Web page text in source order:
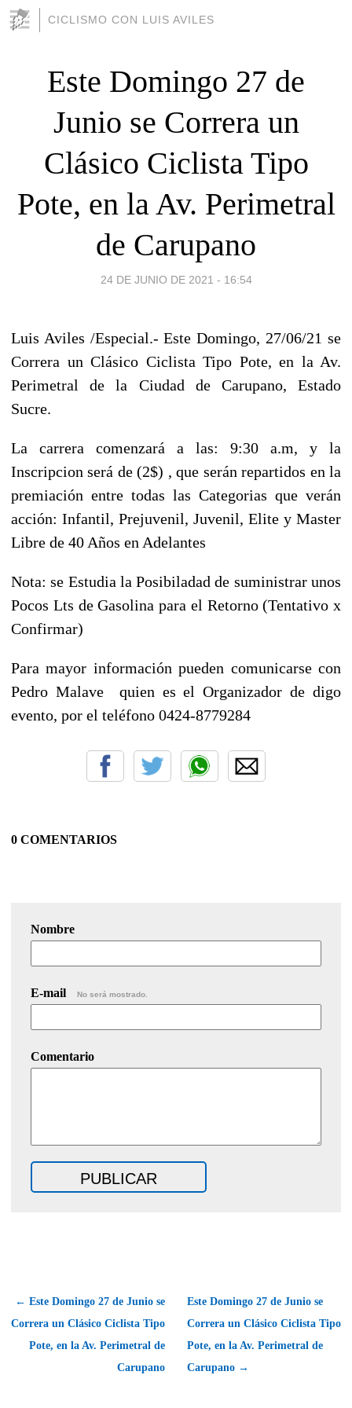
CICLISMO CON LUIS AVILES
Este Domingo 27 de
Junio se Correra un
Clásico Ciclista Tipo
Pote, en la Av. Perimetral
de Carupano
24 DE JUNIO DE 2021 - 16:54
Luis Aviles /Especial.- Este Domingo, 27/06/21 se
Correra un Clásico Ciclista Tipo Pote, en la Av.
Perimetral de la Ciudad de Carupano, Estado
Sucre.
La carrera comenzará a las: 9:30 a.m, y la
Inscripcion será de (2$) , que serán repartidos en la
premiación entre todas las Categorias que verán
acción: Infantil, Prejuvenil, Juvenil, Elite y Master
Libre de 40 Años en Adelantes
Nota: se Estudia la Posibiladad de suministrar unos
Pocos Lts de Gasolina para el Retorno (Tentativo x
Confirmar)
Para mayor información pueden comunicarse con
Pedro Malave quien es el Organizador de digo
evento, por el teléfono 0424-8779284
0 COMENTARIOS
Nombre
E-mail No será mostrado.
Comentario
← Este Domingo 27 de Junio se
Correra un Clásico Ciclista Tipo
Pote, en la Av. Perimetral de
Carupano
Este Domingo 27 de Junio se
Correra un Clásico Ciclista Tipo
Pote, en la Av. Perimetral de
Carupano →